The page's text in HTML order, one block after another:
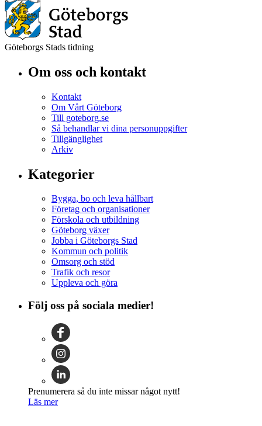
Göteborgs Stads tidning
Om oss och kontakt
Kontakt
Om Vårt Göteborg
Till goteborg.se
Så behandlar vi dina personuppgifter
Tillgänglighet
Arkiv
Kategorier
Bygga, bo och leva hållbart
Företag och organisationer
Förskola och utbildning
Göteborg växer
Jobba i Göteborgs Stad
Kommun och politik
Omsorg och stöd
Trafik och resor
Uppleva och göra
Följ oss på sociala medier!
Prenumerera så du inte missar något nytt!
Läs mer